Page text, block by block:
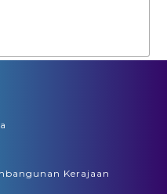
(JKT)
Kerajaan